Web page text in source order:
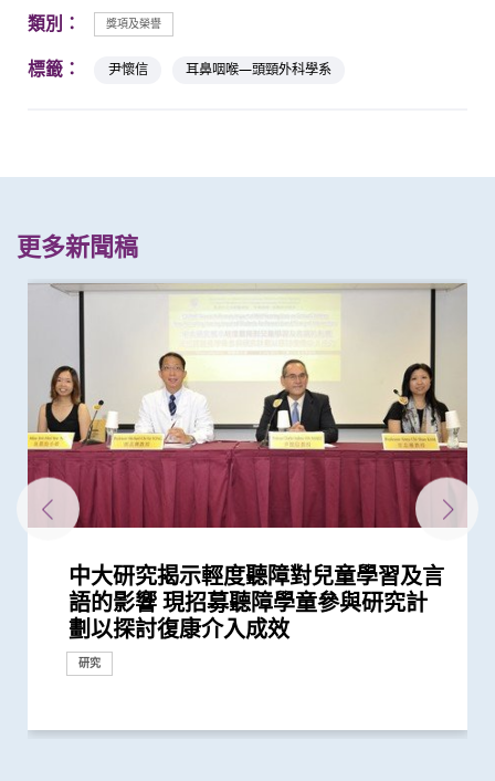
類別： 獎項及榮譽
標籤： 尹懷信 耳鼻咽喉—頭頸外科學系
更多新聞稿
中大研究揭示輕度聽障對兒童學習及言
語的影響 現招募聽障學童參與研究計
劃以探討復康介入成效
研究
中大調查發現助聽器有助提升聽障人士
的生活質素
研究
中大醫學院全球研究揭示頭頸癌發病風
險存在地域差異 本港整體發病率高於
全球平均水平 全球女性發病風險趨升
研究
中大為亞洲先驅引入「刺激舌下神經植
入術」治阻塞性睡眠窒息症
研究
中大開發「磁控螺旋微機械人」治療中
耳炎患者中耳導管菌膜感染
研究
中大港大成功開發磁力共振圖像導航手
術機械人系統 經口腔準確利用激光消
融頭頸癌腫瘤
研究
中大完成全球首個多專科單孔微創機械
人手術臨床研究 證新技術有效深入以
往難達位置進行精準治療
外科創新技術
中大研究發現本地每5名口咽癌患者1人
感染HPV病毒 推公眾篩查以了解口腔感
染HPV情況
研究
中大研發教材提升自閉症學生社交能力
將推廣至全港學校使用
健康推廣計劃